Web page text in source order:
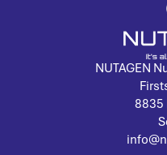
NUTAGEN
8835